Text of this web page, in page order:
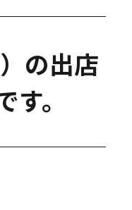
の出店
。